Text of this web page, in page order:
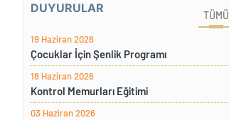
DUYURULAR
TÜMÜ
19 Haziran 2026
Çocuklar İçin Şenlik Programı
18 Haziran 2026
Kontrol Memurları Eğitimi
03 Haziran 2026